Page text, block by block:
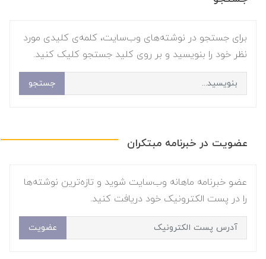
برای جستجو در نوشته‌های وب‌سایت، کلمه‌ی کلیدی مورد
نظر خود را بنویسید و بر روی کلید جستجو کلیک کنید.
جستجو
عضویت در خبرنامه مبتکران
عضو خبرنامه ماهانه وب‌سایت شوید و تازه‌ترین نوشته‌ها
را در پست الکترونیک خود دریافت کنید.
عضویت